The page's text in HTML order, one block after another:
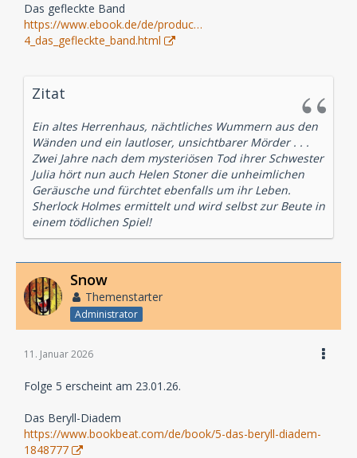
Das gefleckte Band
https://www.ebook.de/de/produc…
4_das_gefleckte_band.html
Zitat
Ein altes Herrenhaus, nächtliches Wummern aus den
Wänden und ein lautloser, unsichtbarer Mörder . . .
Zwei Jahre nach dem mysteriösen Tod ihrer Schwester
Julia hört nun auch Helen Stoner die unheimlichen
Geräusche und fürchtet ebenfalls um ihr Leben.
Sherlock Holmes ermittelt und wird selbst zur Beute in
einem tödlichen Spiel!
Snow
Themenstarter
Administrator
11. Januar 2026
Folge 5 erscheint am 23.01.26.
Das Beryll-Diadem
https://www.bookbeat.com/de/book/5-das-beryll-diadem-
1848777